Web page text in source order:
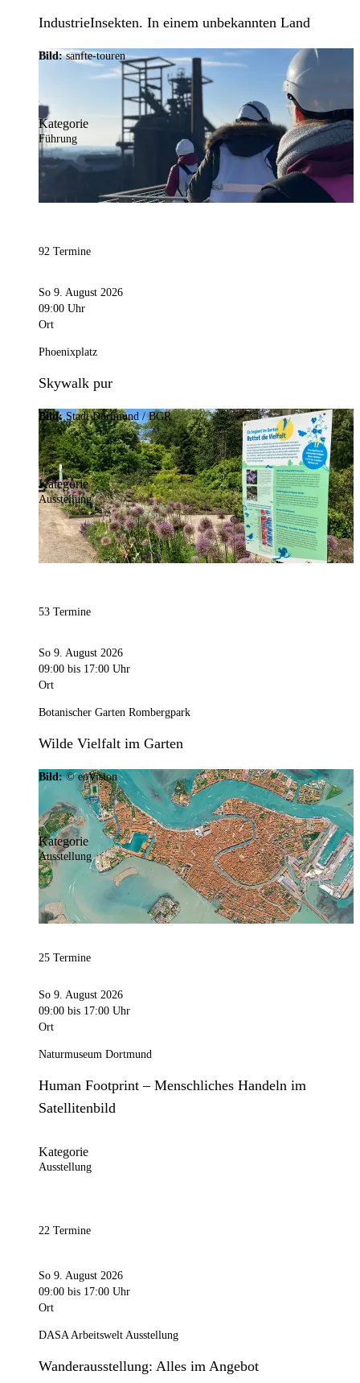
IndustrieInsekten. In einem unbekannten Land
Bild:sanfte-touren
Kategorie
Führung
92 Termine
So 9. August 2026
09:00 Uhr
Ort
Phoenixplatz
Skywalk pur
Bild: Stadt Dortmund / BGR
Kategorie
Ausstellung
53 Termine
So 9. August 2026
09:00 bis 17:00 Uhr
Ort
Botanischer Garten Rombergpark
Wilde Vielfalt im Garten
Bild:© eoVision
Kategorie
Ausstellung
25 Termine
So 9. August 2026
09:00 bis 17:00 Uhr
Ort
Naturmuseum Dortmund
Human Footprint – Menschliches Handeln im
Satellitenbild
Kategorie
Ausstellung
22 Termine
So 9. August 2026
09:00 bis 17:00 Uhr
Ort
DASA Arbeitswelt Ausstellung
Wanderausstellung: Alles im Angebot